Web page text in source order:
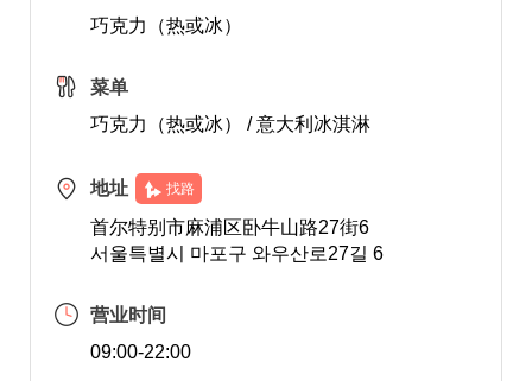
巧克力（热或冰）
菜单
巧克力（热或冰） / 意大利冰淇淋
地址 找路
首尔特别市麻浦区卧牛山路27街6
서울특별시 마포구 와우산로27길 6
营业时间
09:00-22:00